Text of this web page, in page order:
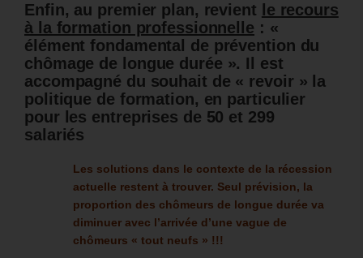
Enfin, au premier plan, revient
le recours
à la formation professionnelle : «
élément fondamental de prévention du
chômage de longue durée ». Il est
accompagné du souhait de « revoir » la
politique de formation, en particulier
pour les entreprises de 50 et 299
salariés
Les solutions dans le contexte de la récession
actuelle restent à trouver. Seul prévision, la
proportion des chômeurs de longue durée va
diminuer avec l’arrivée d’une vague de
chômeurs « tout neufs » !!!